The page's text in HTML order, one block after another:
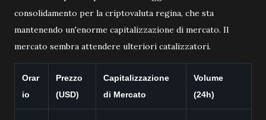
consolidamento per la criptovaluta regina, che sta
mantenendo un'enorme capitalizzazione di mercato. Il
mercato sembra attendere ulteriori catalizzatori.
Orar
io
Prezzo
(USD)
Capitalizzazione
di Mercato
Volume
(24h)